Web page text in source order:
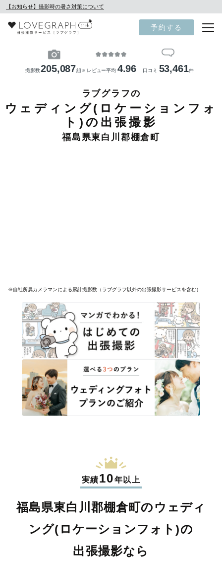
【お知らせ】撮影時の暑さ対策について
予約する
撮影数205,087組 ※ レビュー平均 4.96 口コミ 53,461件
ラブグラフの
ウェディング(ロケーションフォ
ト)の出張撮影
福島県東白川郡棚倉町
※自社所属カメラマンによる累計撮影数（ラブグラフ以外の出張撮影サービスを含む）
実績10年以上
福島県東白川郡棚倉町のウェディ
ング(ロケーションフォト)の
出張撮影なら